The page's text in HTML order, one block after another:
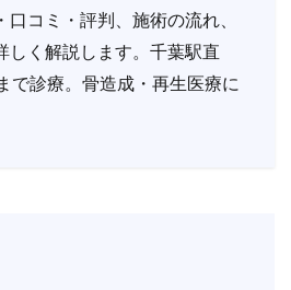
口コミ・評判、施術の流れ、
しく解説します。千葉駅直
で診療。骨造成・再生医療に